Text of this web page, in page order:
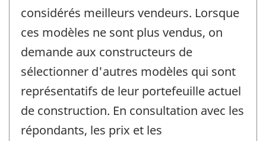
considérés meilleurs vendeurs. Lorsque
ces modèles ne sont plus vendus, on
demande aux constructeurs de
sélectionner d'autres modèles qui sont
représentatifs de leur portefeuille actuel
de construction. En consultation avec les
répondants, les prix et les